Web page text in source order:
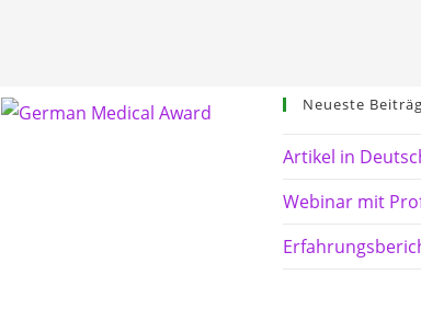
Neueste
Artikel in
Webinar mit